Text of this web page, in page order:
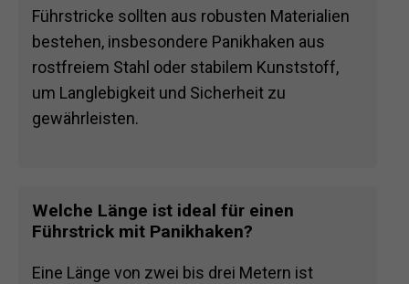
Führstricke sollten aus robusten Materialien
bestehen, insbesondere Panikhaken aus
rostfreiem Stahl oder stabilem Kunststoff,
um Langlebigkeit und Sicherheit zu
gewährleisten.
Welche Länge ist ideal für einen
Führstrick mit Panikhaken?
Eine Länge von zwei bis drei Metern ist